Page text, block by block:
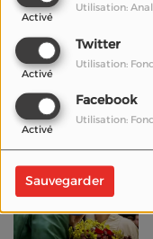
Activé
Utilisation:
Twitter
Activé
Utilisation:
Facebook
Activé
Utilisation:
Sauvegarder